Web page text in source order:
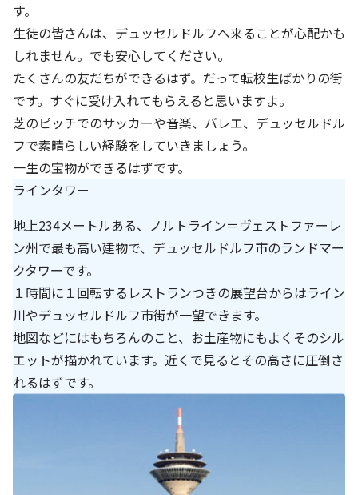
フランチャイズ事業
ソーシャルメディア公式アカウント
清華・京進発展フォーラム
立木奨学金
価値創造の取り組み
DX（デジタル変革）
DXビジョン・DX戦略
基本方針
安全と安心への取り組み
安全・安心にお通いいただくために
活動報告
ディスクロージャーポリシー
よくあるご質問
免責事項
IRお問合せ
講師（アルバイト）募集
保育事業 採用
日本語教育事業 採用
介護事業 採用
す。
生徒の皆さんは、デュッセルドルフへ来ることが心配かも
しれません。でも安心してください。
たくさんの友だちができるはず。だって転校生ばかりの街
です。すぐに受け入れてもらえると思いますよ。
芝のピッチでのサッカーや音楽、バレエ、デュッセルドル
フで素晴らしい経験をしていきましょう。
一生の宝物ができるはずです。
ラインタワー
地上234メートルある、ノルトライン＝ヴェストファーレ
ン州で最も高い建物で、デュッセルドルフ市のランドマー
クタワーです。
１時間に１回転するレストランつきの展望台からはライン
川やデュッセルドルフ市街が一望できます。
地図などにはもちろんのこと、お土産物にもよくそのシル
エットが描かれています。近くで見るとその高さに圧倒さ
れるはずです。